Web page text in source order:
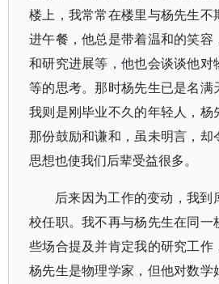
楼上，我常常在楼里与杨先生不
进午餐，他总是带着温和的笑容
和研究进展等，他也会谈谈他对
等的思考。那时杨先生已是名满
我则是刚毕业不久的年轻人，杨
那份鼓励和谦和，虽未明言，却
思想也使我们后辈受益很多。
后来因为工作的变动，我
校任职。我不再与杨先生在同一
些场合提及并肯定我的研究工作
杨先生是物理学家，但他对数学